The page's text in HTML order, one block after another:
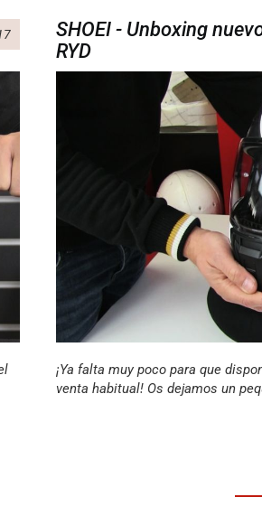
SHOEI - Unboxing
RYD
¡Ya falta muy poco para que
venta habitual! Os dejamos un